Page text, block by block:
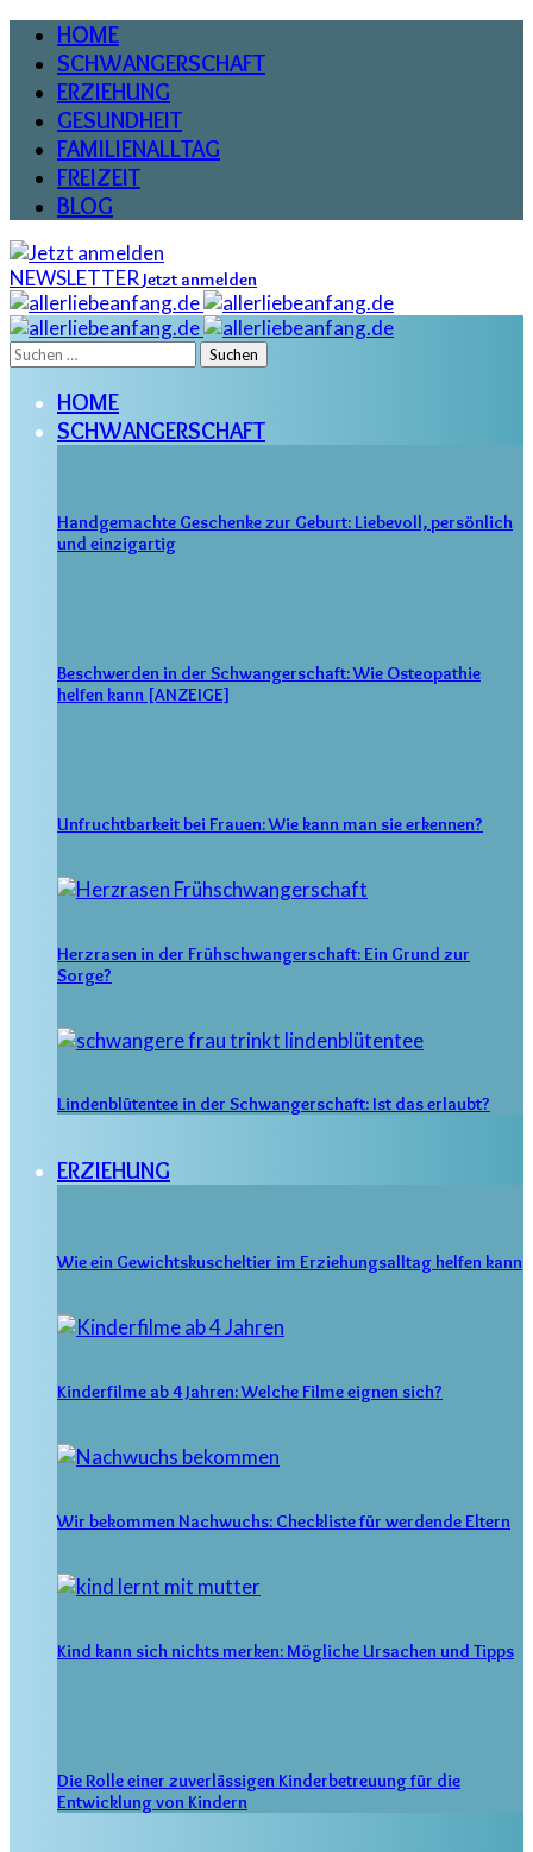
HOME
SCHWANGERSCHAFT
ERZIEHUNG
GESUNDHEIT
FAMILIENALLTAG
FREIZEIT
BLOG
NEWSLETTER Jetzt anmelden
Suchen
HOME
SCHWANGERSCHAFT
Handgemachte Geschenke zur Geburt: Liebevoll, persönlich
und einzigartig
Beschwerden in der Schwangerschaft: Wie Osteopathie
helfen kann [ANZEIGE]
Unfruchtbarkeit bei Frauen: Wie kann man sie erkennen?
Herzrasen in der Frühschwangerschaft: Ein Grund zur
Sorge?
Lindenblütentee in der Schwangerschaft: Ist das erlaubt?
ERZIEHUNG
Wie ein Gewichtskuscheltier im Erziehungsalltag helfen kann
Kinderfilme ab 4 Jahren: Welche Filme eignen sich?
Wir bekommen Nachwuchs: Checkliste für werdende Eltern
Kind kann sich nichts merken: Mögliche Ursachen und Tipps
Die Rolle einer zuverlässigen Kinderbetreuung für die
Entwicklung von Kindern